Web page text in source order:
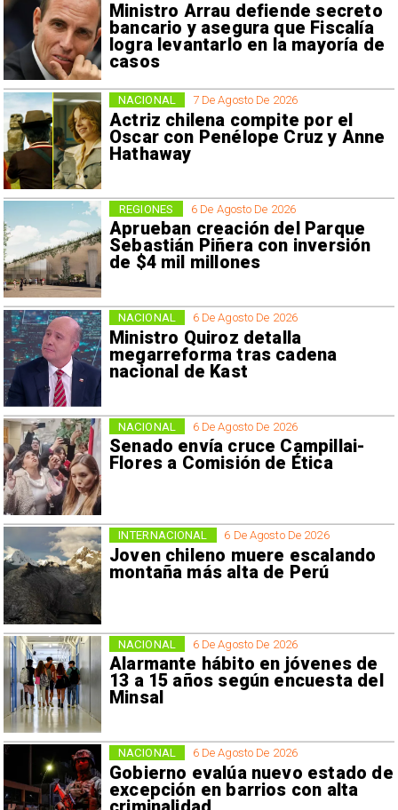
Ministro Arrau defiende secreto
bancario y asegura que Fiscalía
logra levantarlo en la mayoría de
casos
7 De Agosto De 2026
Actriz chilena compite por el
Oscar con Penélope Cruz y Anne
Hathaway
NACIONAL
6 De Agosto De 2026
Aprueban creación del Parque
Sebastián Piñera con inversión
de $4 mil millones
REGIONES
6 De Agosto De 2026
Ministro Quiroz detalla
megarreforma tras cadena
nacional de Kast
NACIONAL
6 De Agosto De 2026
Senado envía cruce Campillai-
Flores a Comisión de Ética
NACIONAL
6 De Agosto De 2026
Joven chileno muere escalando
montaña más alta de Perú
INTERNACIONAL
6 De Agosto De 2026
Alarmante hábito en jóvenes de
13 a 15 años según encuesta del
Minsal
NACIONAL
6 De Agosto De 2026
Gobierno evalúa nuevo estado de
excepción en barrios con alta
NACIONAL